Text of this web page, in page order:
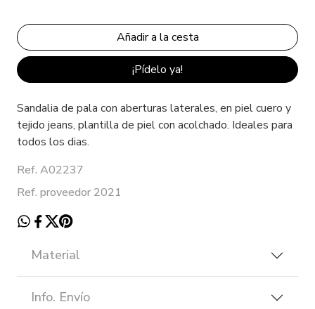
¡Pídelo ya!
Sandalia de pala con aberturas laterales, en piel cuero y
tejido jeans, plantilla de piel con acolchado. Ideales para
todos los dias.
Ref. A02237
Ref. proveedor 2021
Material
Info. Envío